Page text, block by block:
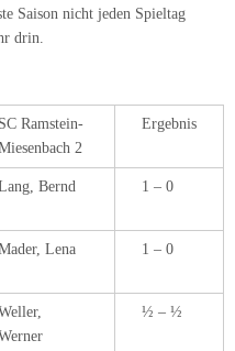
Saison nicht jeden Spieltag
drin.
SC Ramstein-
2
Ergebnis
Bernd 1 – 0
Lena 1 – 0
½ – ½